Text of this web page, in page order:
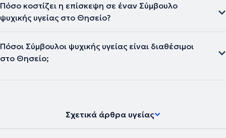
Πόσο κοστίζει η επίσκεψη σε έναν Σύμβουλο
ψυχικής υγείας στο Θησείο?
Πόσοι Σύμβουλοι ψυχικής υγείας είναι διαθέσιμοι
στο Θησείο;
Σχετικά άρθρα υγείας